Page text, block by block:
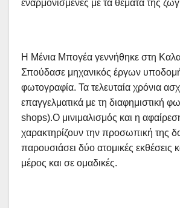
εναρμονισμένες με τα θέματα της
Η Μένια Μπογέα γεννήθηκε στη
Σπούδασε μηχανικός έργων
φωτογραφία. Τα τελευταία χρόνια
επαγγελματικά με τη διαφημιστική
shops).O μινιμαλισμός και η
χαρακτηρίζουν την προσωπική της
παρουσιάσει δύο ατομικές εκθέσεις
μέρος και σε ομαδικές.